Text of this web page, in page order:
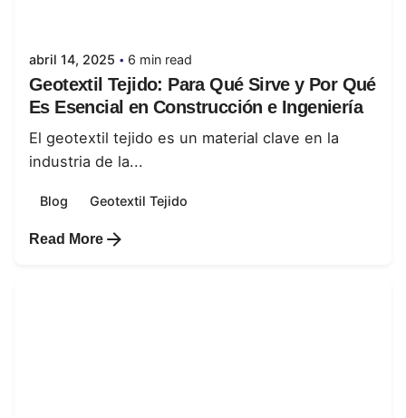
abril 14, 2025 6 min read
Geotextil Tejido: Para Qué Sirve y Por Qué
Es Esencial en Construcción e Ingeniería
El geotextil tejido es un material clave en la
industria de la...
Blog Geotextil Tejido
Read More